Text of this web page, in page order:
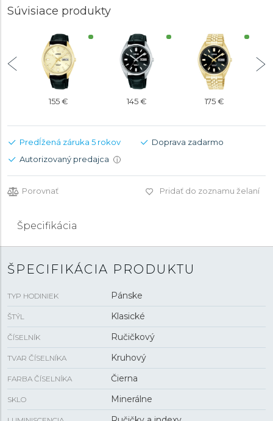
Súvisiace produkty
155 € 145 € 175 €
Predĺžená záruka 5 rokov
Doprava zadarmo
Autorizovaný predajca
i
Porovnať Pridať do zoznamu želaní
Špecifikácia
ŠPECIFIKÁCIA PRODUKTU
TYP HODINIEK Pánske
ŠTÝL Klasické
ČÍSELNÍK Ručičkový
TVAR ČÍSELNÍKA Kruhový
FARBA ČÍSELNÍKA Čierna
SKLO Minerálne